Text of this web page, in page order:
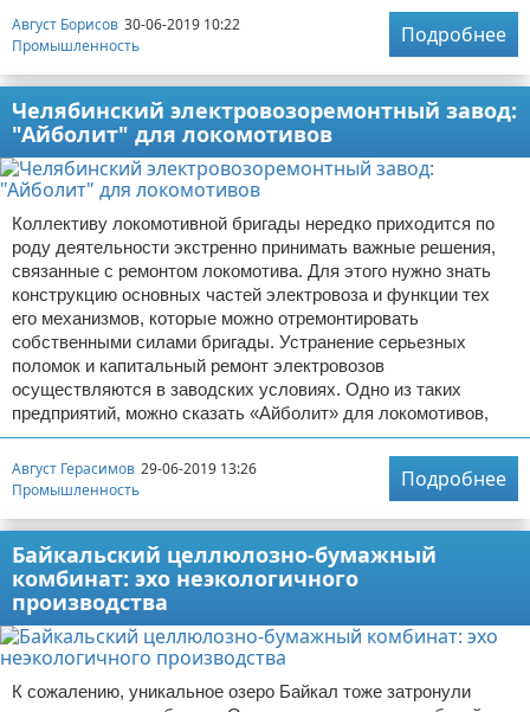
Август Борисов 30-06-2019 10:22
Промышленность
Подробнее
Челябинский электровозоремонтный завод:
"Айболит" для локомотивов
Коллективу локомотивной бригады нередко приходится по
роду деятельности экстренно принимать важные решения,
связанные с ремонтом локомотива. Для этого нужно знать
конструкцию основных частей электровоза и функции тех
его механизмов, которые можно отремонтировать
собственными силами бригады. Устранение серьезных
поломок и капитальный ремонт электровозов
осуществляются в заводских условиях. Одно из таких
предприятий, можно сказать «Айболит» для локомотивов,
Август Герасимов 29-06-2019 13:26
Промышленность
Подробнее
Байкальский целлюлозно-бумажный
комбинат: эхо неэкологичного
производства
К сожалению, уникальное озеро Байкал тоже затронули